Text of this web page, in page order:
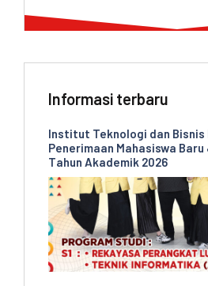
Informasi terbaru
Institut Teknologi dan Bisnis
Penerimaan Mahasiswa
Tahun Akademik 2026